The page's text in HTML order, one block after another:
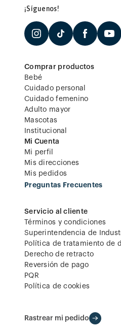
¡Síguenos!
Comprar productos
Bebé
Cuidado personal
Cuidado femenino
Adulto mayor
Mascotas
Institucional
Mi Cuenta
Mi perfil
Mis direcciones
Mis pedidos
Preguntas Frecuentes
Servicio al cliente
Términos y condiciones
Superintendencia de
Política de tratamiento de
Derecho de retracto
Reversión de pago
PQR
Política de cookies
Rastrear mi pedido